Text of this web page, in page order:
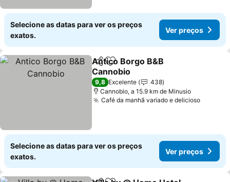
Selecione as datas para ver os preços
exatos.
Ver preços
PartilharAdicionar aos favoritos
Antico Borgo B&B
Cannobio
9,8 Excelente
438
Cannobio, a 15.9 km de Minusio
Café da manhã variado e delicioso
Selecione as datas para ver os preços
exatos.
Ver preços